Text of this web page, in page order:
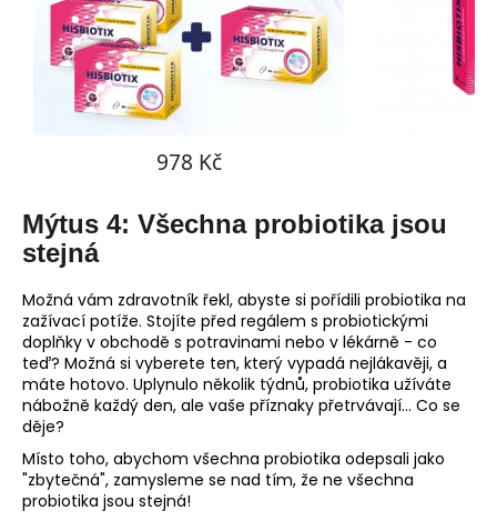
Mýtus 4: Všechna probiotika jsou
stejná
Možná vám zdravotník řekl, abyste si pořídili probiotika na
zažívací potíže. Stojíte před regálem s probiotickými
doplňky v obchodě s potravinami nebo v lékárně - co
teď? Možná si vyberete ten, který vypadá nejlákavěji, a
máte hotovo. Uplynulo několik týdnů, probiotika užíváte
nábožně každý den, ale vaše příznaky přetrvávají... Co se
děje?
Místo toho, abychom všechna probiotika odepsali jako
"zbytečná", zamysleme se nad tím, že ne všechna
probiotika jsou stejná!